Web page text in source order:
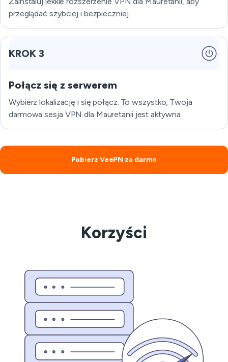
przeglądać szybciej i bezpieczniej.
KROK 3
Połącz się z serwerem
Wybierz lokalizację i się połącz. To wszystko, Twoja
darmowa sesja VPN dla Mauretanii jest aktywna.
Pobierz VeePN za darmo
Korzyści